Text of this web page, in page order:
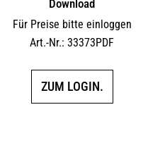
Download
Für Preise bitte einloggen
Art.-Nr.: 33373PDF
ZUM LOGIN.